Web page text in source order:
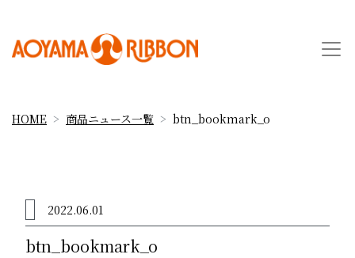
HOME 商品ニュース一覧 btn_bookmark_o
2022.06.01
btn_bookmark_o